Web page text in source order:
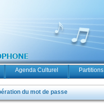
Agenda Culturel
du mot de passe